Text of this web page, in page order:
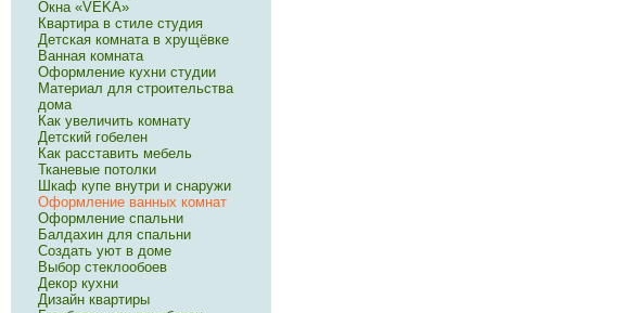
Окна «VEKA»
Квартира в стиле студия
Детская комната в хрущёвке
Ванная комната
Оформление кухни студии
Материал для строительства
дома
Как увеличить комнату
Детский гобелен
Как расставить мебель
Тканевые потолки
Шкаф купе внутри и снаружи
Оформление ванных комнат
Оформление спальни
Балдахин для спальни
Создать уют в доме
Выбор стеклообоев
Декор кухни
Дизайн квартиры